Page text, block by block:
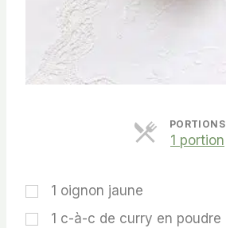
PORTIONS
1 portion
1 oignon jaune
1 c-à-c de curry en poudre